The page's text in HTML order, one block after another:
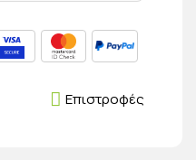
Επιστροφές